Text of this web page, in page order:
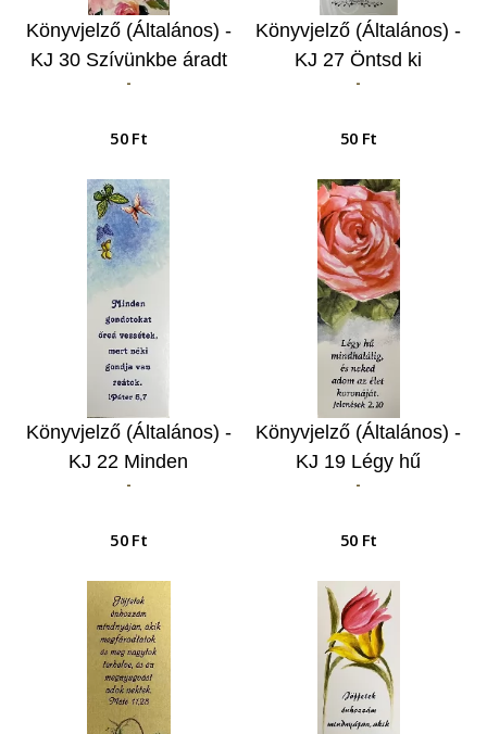
Könyvjelző (Általános) -
KJ 30 Szívünkbe áradt
az…
-
50 Ft
Könyvjelző (Általános) -
KJ 27 Öntsd ki
szívedet…
-
50 Ft
Könyvjelző (Általános) -
KJ 22 Minden
gondotokat…
-
50 Ft
Könyvjelző (Általános) -
KJ 19 Légy hű
mindhalálig…
-
50 Ft